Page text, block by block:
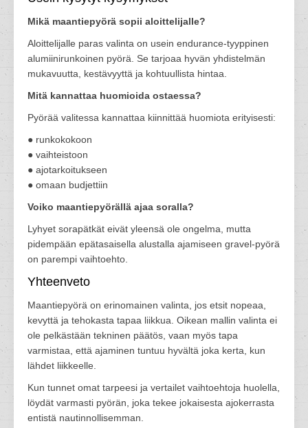
Mikä maantiepyörä sopii aloittelijalle?
Aloittelijalle paras valinta on usein endurance-tyyppinen
alumiinirunkoinen pyörä. Se tarjoaa hyvän yhdistelmän
mukavuutta, kestävyyttä ja kohtuullista hintaa.
Mitä kannattaa huomioida ostaessa?
Pyörää valitessa kannattaa kiinnittää huomiota erityisesti:
● runkokokoon
● vaihteistoon
● ajotarkoitukseen
● omaan budjettiin
Voiko maantiepyörällä ajaa soralla?
Lyhyet sorapätkät eivät yleensä ole ongelma, mutta
pidempään epätasaisella alustalla ajamiseen gravel-pyörä
on parempi vaihtoehto.
Yhteenveto
Maantiepyörä on erinomainen valinta, jos etsit nopeaa,
kevyttä ja tehokasta tapaa liikkua. Oikean mallin valinta ei
ole pelkästään tekninen päätös, vaan myös tapa
varmistaa, että ajaminen tuntuu hyvältä joka kerta, kun
lähdet liikkeelle.
Kun tunnet omat tarpeesi ja vertailet vaihtoehtoja huolella,
löydät varmasti pyörän, joka tekee jokaisesta ajokerrasta
entistä nautinnollisemman.